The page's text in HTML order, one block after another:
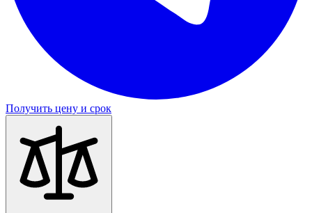
Получить цену и срок